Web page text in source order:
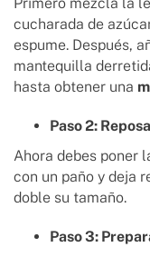
Primero mezcla la
cucharada de
espume. Después,
mantequilla
hasta obtener una
Paso 2:
Ahora debes poner
con un paño y deja
doble su tamaño.
Paso 3: